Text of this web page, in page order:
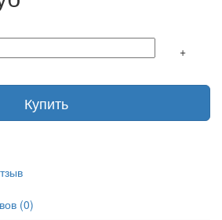
+
Купить
(0)